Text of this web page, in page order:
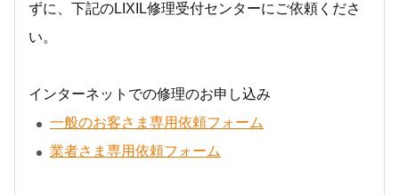
ずに、下記のLIXIL修理受付センターにご依頼くださ
い。
インターネットでの修理のお申し込み
一般のお客さま専用依頼フォーム
業者さま専用依頼フォーム